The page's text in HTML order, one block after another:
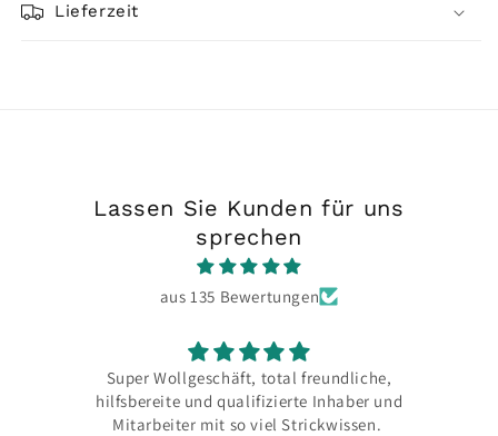
Lieferzeit
Lassen Sie Kunden für uns
sprechen
aus 135 Bewertungen
Super Wollgeschäft, total freundliche,
hilfsbereite und qualifizierte Inhaber und
Mitarbeiter mit so viel Strickwissen.